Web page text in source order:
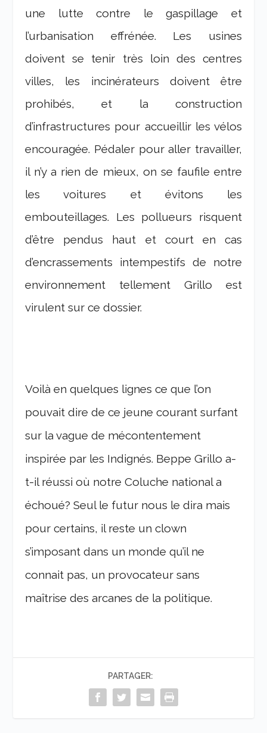
une lutte contre le gaspillage et
l’urbanisation effrénée. Les usines
doivent se tenir très loin des centres
villes, les incinérateurs doivent être
prohibés, et la construction
d’infrastructures pour accueillir les vélos
encouragée. Pédaler pour aller travailler,
il n’y a rien de mieux, on se faufile entre
les voitures et évitons les
embouteillages. Les pollueurs risquent
d’être pendus haut et court en cas
d’encrassements intempestifs de notre
environnement tellement Grillo est
virulent sur ce dossier.
Voilà en quelques lignes ce que l’on
pouvait dire de ce jeune courant surfant
sur la vague de mécontentement
inspirée par les Indignés. Beppe Grillo a-
t-il réussi où notre Coluche national a
échoué? Seul le futur nous le dira mais
pour certains, il reste un clown
s’imposant dans un monde qu’il ne
connait pas, un provocateur sans
maîtrise des arcanes de la politique.
PARTAGER: